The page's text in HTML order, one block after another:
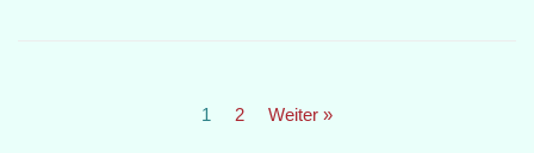
1 2 Weiter »